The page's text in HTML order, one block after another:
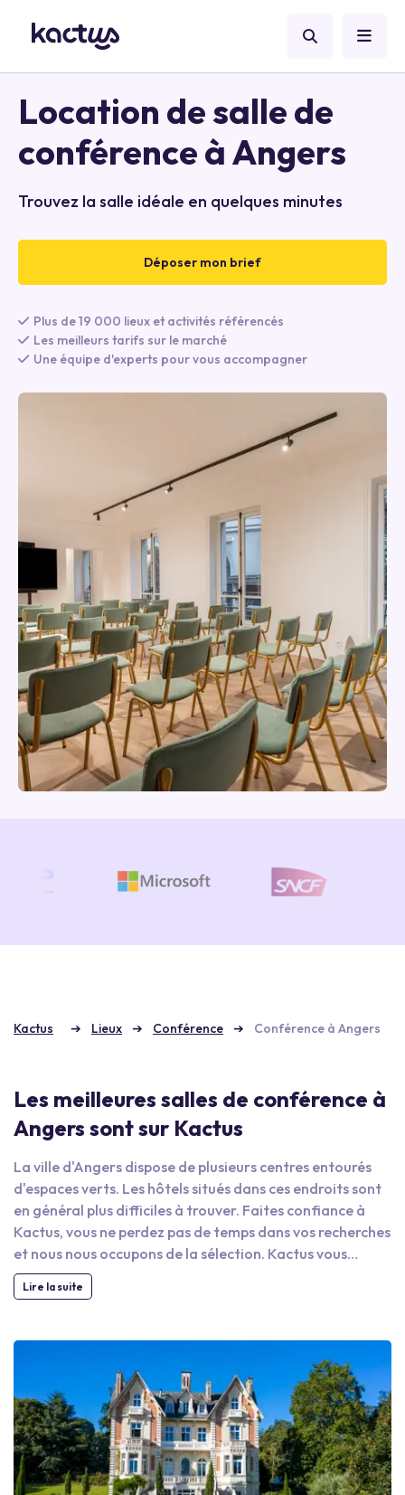
Location de salle de
conférence à Angers
Trouvez la salle idéale en quelques minutes
Déposer mon brief
Plus de 19 000 lieux et activités référencés
Les meilleurs tarifs sur le marché
Une équipe d'experts pour vous accompagner
Kactus Lieux Conférence Conférence à Angers
Les meilleures salles de conférence à
Angers sont sur Kactus
La ville d'Angers dispose de plusieurs centres entourés
d'espaces verts. Les hôtels situés dans ces endroits sont
en général plus difficiles à trouver. Faites confiance à
Kactus, vous ne perdez pas de temps dans vos recherches
et nous nous occupons de la sélection. Kactus vous
propose des espaces à la périphérie d’Angers plus calmes
et plus tranquilles pour vos conférences et pour
vous le savez l'environnement joue un rôle important
dans le déroulement d’événements professionnels. La
douceur angevine impressionnera sans doute vos
partenaires de travail ou les participants à votre
conférence. À Roseraie, dans l’ancienne zone horticole
angevine et au coeur de ce qu’on appelle encore la ville
des fleurs, Kactus se charge de trouver pour vous un
Lire la suite